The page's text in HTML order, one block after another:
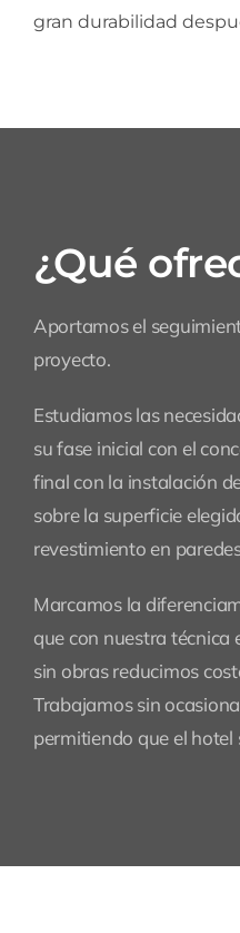
gran durabilidad
¿Qué
Aportamos el
proyecto.
Estudiamos las
su fase inicial con el
final con la instalación
sobre la superficie
revestimiento en
Marcamos la
que con nuestra técnica
sin obras reducimos
Trabajamos sin
permitiendo que el hotel